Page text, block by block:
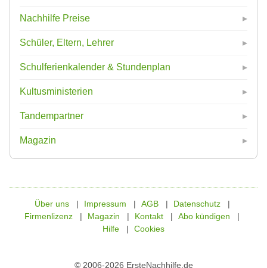
Nachhilfe Preise
Schüler, Eltern, Lehrer
Schulferienkalender & Stundenplan
Kultusministerien
Tandempartner
Magazin
© 2006-2026 ErsteNachhilfe.de
Über uns Impressum AGB
Datenschutz
Firmenlizenz
Magazin Kontakt
Abo kündigen
Hilfe
Cookies